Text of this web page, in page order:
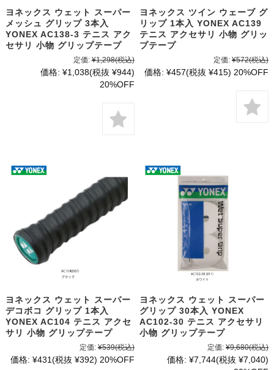
ヨネックス ウェット スーパー
メッシュ グリップ 3本入
YONEX AC138-3 テニス アク
セサリ 小物 グリップテープ
定価: ¥1,298(税込)
価格: ¥1,038(税抜 ¥944)
20%OFF
ヨネックス ツイン ウェーブ グ
リップ 1本入 YONEX AC139
テニス アクセサリ 小物 グリッ
プテープ
定価: ¥572(税込)
価格: ¥457(税抜 ¥415) 20%OFF
ヨネックス ウェット スーパー
デコボコ グリップ 1本入
YONEX AC104 テニス アクセ
サリ 小物 グリップテープ
定価: ¥539(税込)
価格: ¥431(税抜 ¥392) 20%OFF
ヨネックス ウェット スーパー
グリップ 30本入 YONEX
AC102-30 テニス アクセサリ
小物 グリップテープ
定価: ¥9,680(税込)
価格: ¥7,744(税抜 ¥7,040)